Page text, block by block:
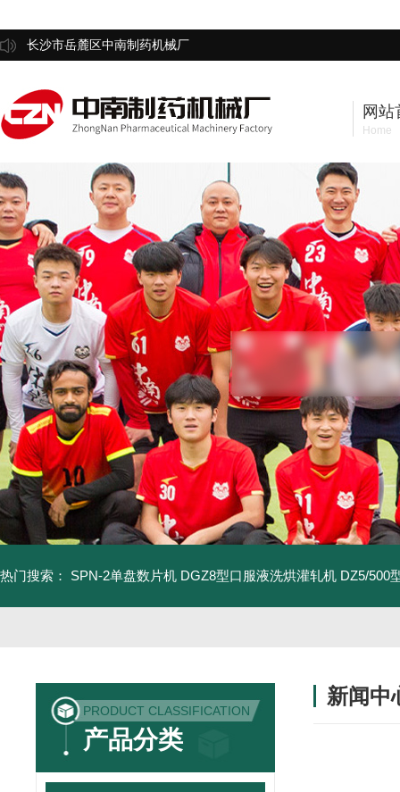
长沙市岳麓区中南制药机械厂
网站
Home
热门搜索： SPN-2单盘数片机 DGZ8型口服液洗烘灌轧机 DZ5/500
PRODUCT CLASSIFICATION
产品分类
新闻中